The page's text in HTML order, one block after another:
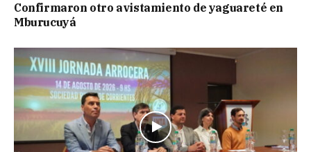
Confirmaron otro avistamiento de yaguareté en
Mburucuyá